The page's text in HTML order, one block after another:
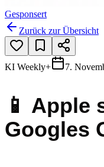
Gesponsert
Zurück zur Übersicht
KI Weekly+ 7.
📱 Apple
Googles